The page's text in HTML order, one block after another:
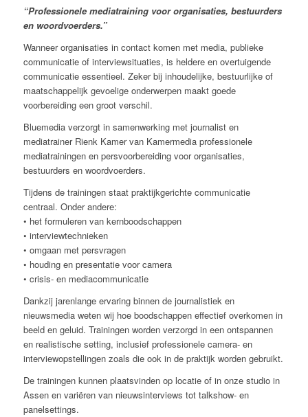
“Professionele mediatraining voor organisaties, bestuurders
en woordvoerders.”
Wanneer organisaties in contact komen met media, publieke
communicatie of interviewsituaties, is heldere en overtuigende
communicatie essentieel. Zeker bij inhoudelijke, bestuurlijke of
maatschappelijk gevoelige onderwerpen maakt goede
voorbereiding een groot verschil.
Bluemedia verzorgt in samenwerking met journalist en
mediatrainer Rienk Kamer van Kamermedia professionele
mediatrainingen en persvoorbereiding voor organisaties,
bestuurders en woordvoerders.
Tijdens de trainingen staat praktijkgerichte communicatie
centraal. Onder andere:
• het formuleren van kernboodschappen
• interviewtechnieken
• omgaan met persvragen
• houding en presentatie voor camera
• crisis- en mediacommunicatie
Dankzij jarenlange ervaring binnen de journalistiek en
nieuwsmedia weten wij hoe boodschappen effectief overkomen in
beeld en geluid. Trainingen worden verzorgd in een ontspannen
en realistische setting, inclusief professionele camera- en
interviewopstellingen zoals die ook in de praktijk worden gebruikt.
De trainingen kunnen plaatsvinden op locatie of in onze studio in
Assen en variëren van nieuwsinterviews tot talkshow- en
panelsettings.